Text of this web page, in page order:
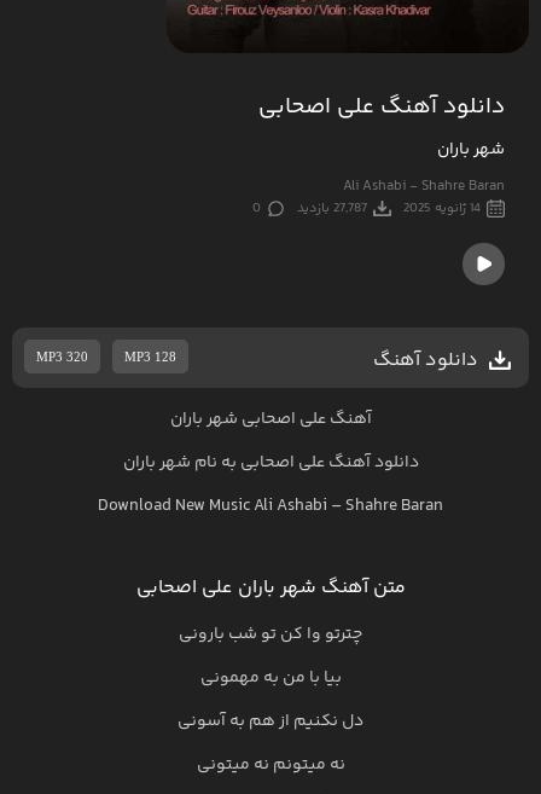
دانلود آهنگ علی اصحابی
شهر باران
Ali Ashabi - Shahre Baran
14 ژانویه 2025 27,787 بازدید 0
دانلود آهنگ MP3 320 MP3 128
آهنگ علی اصحابی شهر باران
دانلود آهنگ علی اصحابی به نام شهر باران
Download New MusicAli Ashabi –Shahre Baran
متن آهنگ شهر باران علی اصحابی
چترتو وا کن تو شب بارونی
بیا با من به مهمونی
دل نکنیم از هم به آسونی
نه میتونم نه میتونی